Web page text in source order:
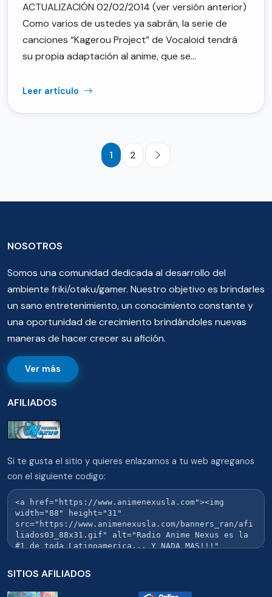
ACTUALIZACIÓN 02/02/2014 (ver versión anterior)
Como varios de ustedes ya sabrán, la serie de
canciones “Kagerou Project” de Vocaloid tendrá
su propia adaptación al anime, que se…
Leer artículo
1 2
NOSOTROS
Somos una comunidad dedicada al desarrollo del
ambiente friki/otaku/gamer. Nuestro objetivo es brindarles
un sano entretenimiento, un conocimiento constante y
una oportunidad de crecimiento brindándoles nuevas
maneras de hacer crecer su afición.
Ver más
AFILIADOS
Si te gusta el sitio y quieres enlazarnos a tu web agreganos
con el siguiente codigo:
SITIOS AFILIADOS